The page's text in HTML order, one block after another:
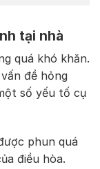
tại nhà
quá khó khăn.
đề hỏng
số yếu tố cụ
phun quá
điều hòa.